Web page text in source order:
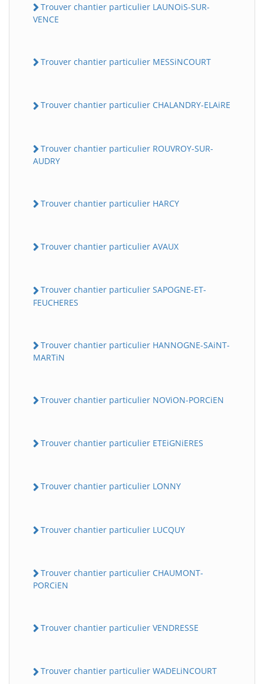
Trouver chantier particulier LAUNOiS-SUR-
VENCE
Trouver chantier particulier MESSiNCOURT
Trouver chantier particulier CHALANDRY-ELAiRE
Trouver chantier particulier ROUVROY-SUR-
AUDRY
Trouver chantier particulier HARCY
Trouver chantier particulier AVAUX
Trouver chantier particulier SAPOGNE-ET-
FEUCHERES
Trouver chantier particulier HANNOGNE-SAiNT-
MARTiN
Trouver chantier particulier NOViON-PORCiEN
Trouver chantier particulier ETEiGNiERES
Trouver chantier particulier LONNY
Trouver chantier particulier LUCQUY
Trouver chantier particulier CHAUMONT-
PORCiEN
Trouver chantier particulier VENDRESSE
Trouver chantier particulier WADELiNCOURT
Assistant en ligne